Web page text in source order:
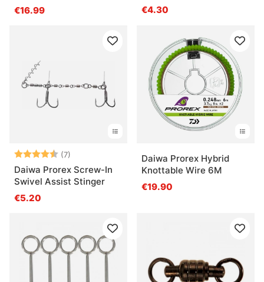
€16.99
€4.30
Beoordeling:
(7)
Daiwa Prorex Screw-In
Swivel Assist Stinger
€5.20
Daiwa Prorex Hybrid
Knottable Wire 6M
€19.90